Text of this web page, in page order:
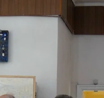
Миллеровское
Выставка работ
Миллеровское ТВ